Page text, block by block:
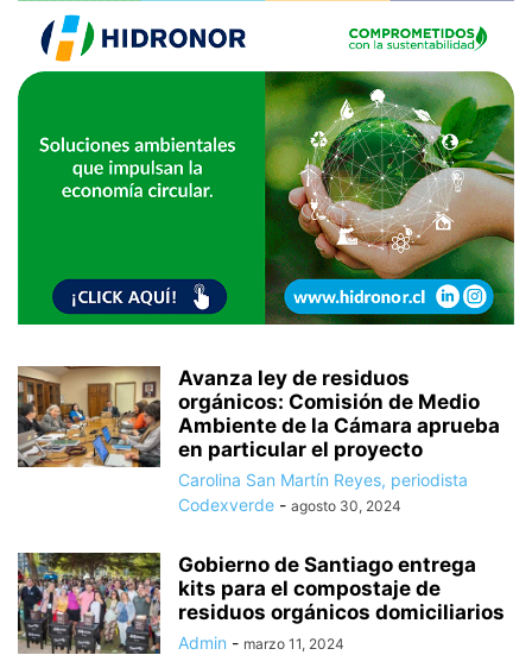
Avanza ley de residuos
orgánicos: Comisión de Medio
Ambiente de la Cámara aprueba
en particular el proyecto
Carolina San Martín Reyes, periodista
Codexverde - agosto 30, 2024
Gobierno de Santiago entrega
kits para el compostaje de
residuos orgánicos domiciliarios
Admin - marzo 11, 2024